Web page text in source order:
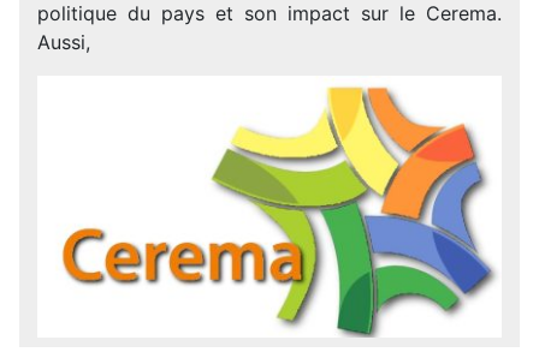
politique du pays et son impact sur le Cerema.
Aussi,